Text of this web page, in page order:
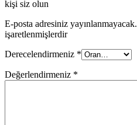
kişi siz olun
E-posta adresiniz yayınlanmayacak.
işaretlenmişlerdir
Derecelendirmeniz *
Değerlendirmeniz *